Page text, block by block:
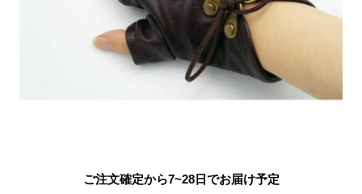
ご注文確定から7~28日でお届け予定